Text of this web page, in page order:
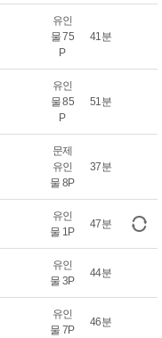
유인
물 75
P
41분
유인
물 85
P
51분
문제
유인
물 8P
37분
유인
물 1P
47분
유인
물 3P
44분
유인
물 7P
46분